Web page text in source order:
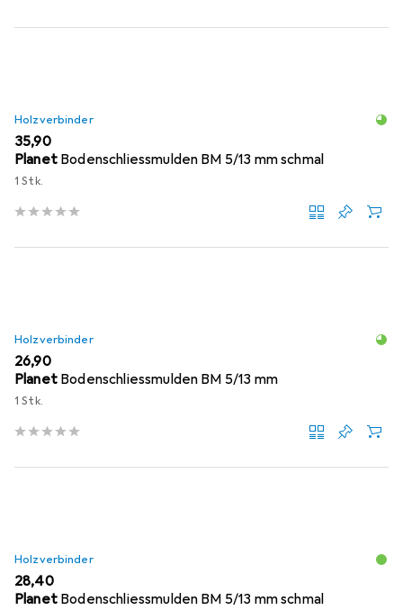
Holzverbinder
EUR
35,90
Planet Bodenschliessmulden BM 5/13 mm schmal
1 Stk.
Holzverbinder
EUR
26,90
Planet Bodenschliessmulden BM 5/13 mm
1 Stk.
Holzverbinder
EUR
28,40
Planet Bodenschliessmulden BM 5/13 mm schmal